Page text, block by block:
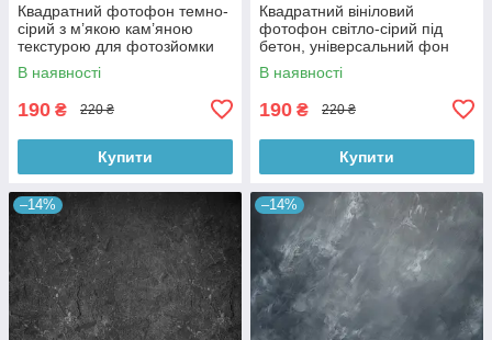
Квадратний фотофон темно-
сірий з м’якою кам’яною
текстурою для фотозйомки
товарів 60x60 см, №550076
В наявності
190 ₴ 220 ₴
Купити
Квадратний вініловий
фотофон світло-сірий під
бетон, універсальний фон
для зйомки, 60x60 см,
№550478
В наявності
190 ₴ 220 ₴
Купити
–14% –14%